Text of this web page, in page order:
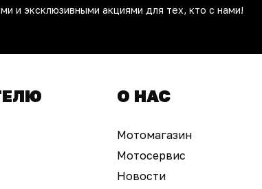
и эксклюзивными акциями для тех, кто с нами!
О НАС
Мотомагазин
Мотосервис
Новости